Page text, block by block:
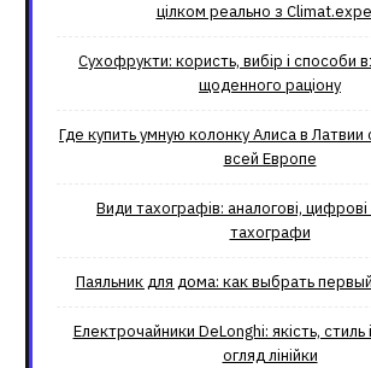
цілком реально з
Сухофрукти: користь, вибір і способи
щоденного раціону
Где купить умную колонку Алиса в Латвии
всей Европе
Види тахографів: аналогові,
тахографи
Паяльник для дома: как выбрать
Електрочайники DeLonghi: якість, стиль
огляд лінійки